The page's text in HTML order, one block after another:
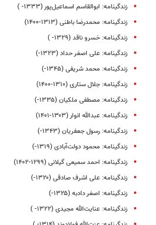
زندگینامه: ابوالقاسم اسماعیل‌پور (۱۳۳۳- )
زندگینامه: محمدرضا باطنی (۱۳۱۳-۱۴۰۰)
زندگینامه: خسرو ناقد (۱۳۲۹- )
زندگینامه: علی‌ اصغر حداد (۱۳۲۳-)
زندگینامه: محمد شریفی (۱۳۴۵-)
زندگینامه: جلال ستاری (۱۳۱۰-۱۴۰۰)
زندگینامه: مصطفی ملکیان (۱۳۳۵-)
زندگینامه: عبدالله انوار (۱۳۰۳-۱۴۰۱)
زندگینامه: رسول جعفریان (۱۳۴۳-)
زندگینامه: محمود دولت‌آبادی (۱۳۱۹-)
زندگینامه: احمد سمیعی گیلانی (۱۲۹۹-۱۴۰۲)
زندگینامه: علی‌ اشرف صادقی (۱۳۲۰-)
زندگینامه: اصغر دادبه (۱۳۲۵-)
زندگینامه: عنایت‌الله مجیدی (۱۳۲۲- )